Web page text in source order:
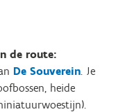
de route:
De Souverein. Je
heide